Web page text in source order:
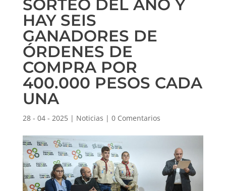
SORTEO DEL AÑO Y
HAY SEIS
GANADORES DE
ÓRDENES DE
COMPRA POR
400.000 PESOS CADA
UNA
28 - 04 - 2025| Noticias | 0 Comentarios